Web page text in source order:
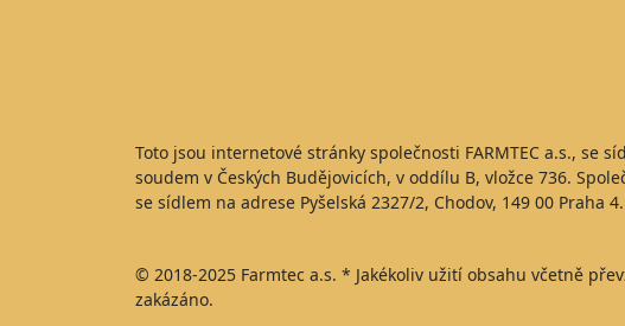
Toto jsou internetové stránky společnosti FARMTEC a.s., se
soudem v Českých Budějovicích, v oddílu B, vložce 736.
se sídlem na adrese Pyšelská 2327/2, Chodov, 149 00 Praha 4.
© 2018-2025 Farmtec a.s. * Jakékoliv užití obsahu včetně
zakázáno.